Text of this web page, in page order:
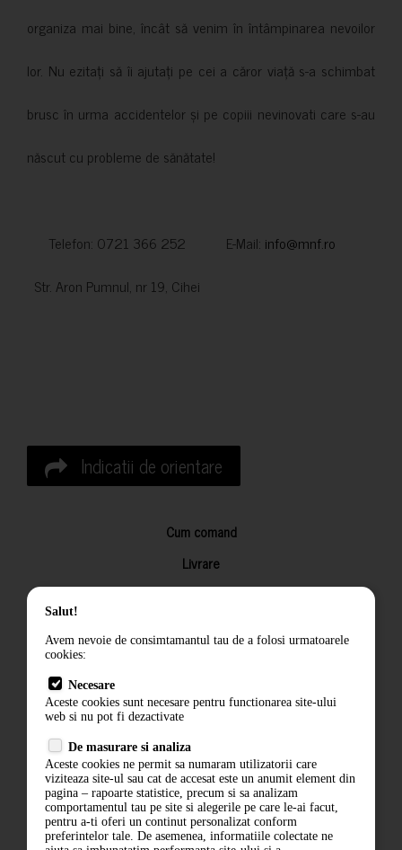
organiza mai bine, încât să venim în întâmpinarea nevoilor
lor. Nu ezitați să îi ajutați pe cei a căror viață s-a schimbat
brusc în urma accidentelor și pe copiii nevinovati care s-au
născut cu probleme de sănătate!
Telefon: 0721 366 252 E-Mail: info@mnf.ro
Str. Aron Pumnul, nr 19, Cihei
Indicatii de orientare
Cum comand
Livrare
Returnarea produselor
Termeni si conditii
Politica de confidentialitate
ANPC
Salut!
Avem nevoie de consimtamantul tau de a folosi urmatoarele
cookies:
Necesare
Aceste cookies sunt necesare pentru functionarea site-ului
web si nu pot fi dezactivate
De masurare si analiza
Aceste cookies ne permit sa numaram utilizatorii care
viziteaza site-ul sau cat de accesat este un anumit element din
pagina – rapoarte statistice, precum si sa analizam
comportamentul tau pe site si alegerile pe care le-ai facut,
pentru a-ti oferi un continut personalizat conform
preferintelor tale. De asemenea, informatiile colectate ne